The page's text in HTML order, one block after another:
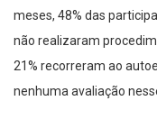
meses, 48% das
não realizaram
21% recorreram ao
nenhuma avaliação